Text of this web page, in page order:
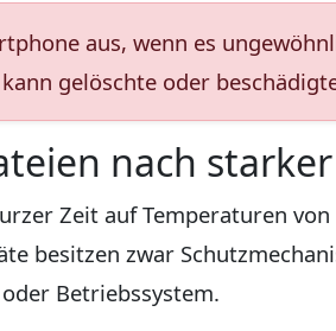
aus, wenn es
gelöschte oder
nach
Zeit auf Temperaturen
besitzen zwar
Betriebssystem.